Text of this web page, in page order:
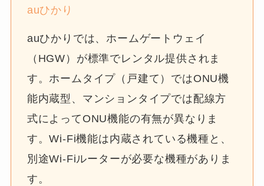
auひかり
auひかりでは、ホームゲートウェイ
（HGW）が標準でレンタル提供されま
す。ホームタイプ（戸建て）ではONU機
能内蔵型、マンションタイプでは配線方
式によってONU機能の有無が異なりま
す。Wi-Fi機能は内蔵されている機種と、
別途Wi-Fiルーターが必要な機種がありま
す。